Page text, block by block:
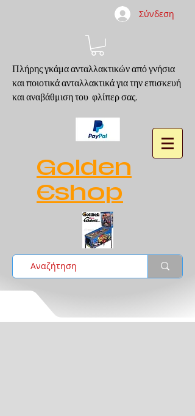
Σύνδεση
Πλήρης γκάμα ανταλλακτικών από γνήσια
και ποιοτικά ανταλλακτικά για την επισκευή
και αναβάθμιση του φλίπερ σας.
Golden
Eshop